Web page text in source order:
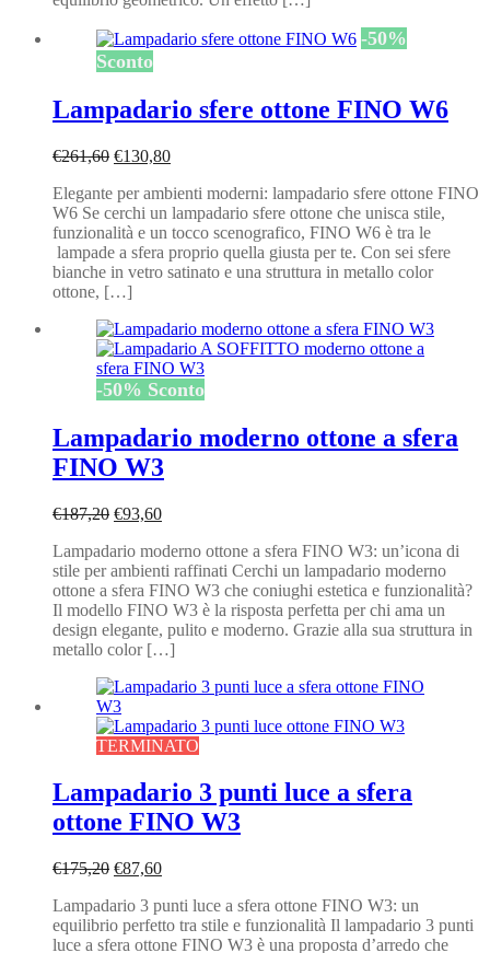
-50%
Sconto
Lampadario sfere ottone FINO W6
€261,60 Il
originale
era:
€261,60.
€130,80Il
attuale
è:
€130,80.
Elegante per ambienti moderni: lampadario sfere ottone FINO
W6 Se cerchi un lampadario sfere ottone che unisca stile,
funzionalità e un tocco scenografico, FINO W6 è tra le
lampade a sfera proprio quella giusta per te. Con sei sfere
bianche in vetro satinato e una struttura in metallo color
ottone, […]
-50% Sconto
Lampadario moderno ottone a sfera
FINO W3
€187,20 Il
originale
era:
€187,20.
€93,60Il
attuale
è:
€93,60.
Lampadario moderno ottone a sfera FINO W3: un’icona di
stile per ambienti raffinati Cerchi un lampadario moderno
ottone a sfera FINO W3 che coniughi estetica e funzionalità?
Il modello FINO W3 è la risposta perfetta per chi ama un
design elegante, pulito e moderno. Grazie alla sua struttura in
metallo color […]
TERMINATO
Lampadario 3 punti luce a sfera
ottone FINO W3
€175,20 Il
originale
era:
€175,20.
€87,60Il
attuale
è:
€87,60.
Lampadario 3 punti luce a sfera ottone FINO W3: un
equilibrio perfetto tra stile e funzionalità Il lampadario 3 punti
luce a sfera ottone FINO W3 è una proposta d’arredo che